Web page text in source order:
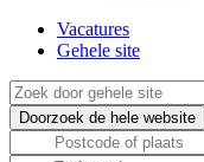
Vacatures
Gehele site